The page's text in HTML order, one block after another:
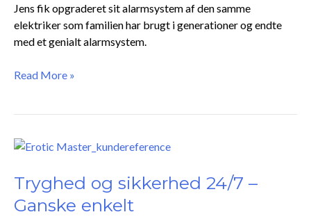
Jens fik opgraderet sit alarmsystem af den samme
elektriker som familien har brugt i generationer og endte
med et genialt alarmsystem.
Read More »
Tryghed og sikkerhed 24/7 –
Ganske enkelt
Tryghed
sikkerhed
24/7
–